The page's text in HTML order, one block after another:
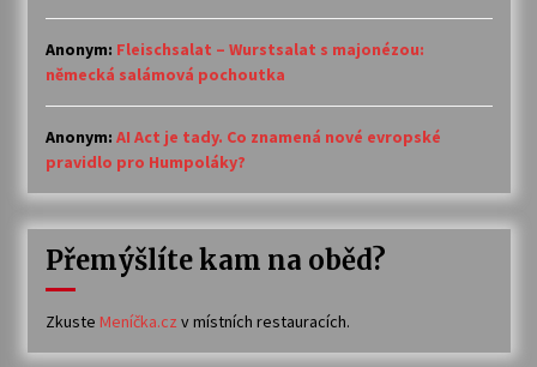
Anonym: Fleischsalat – Wurstsalat s majonézou:
německá salámová pochoutka
Anonym: AI Act je tady. Co znamená nové evropské
pravidlo pro Humpoláky?
Přemýšlíte kam na oběd?
Zkuste Meníčka.cz v místních restauracích.